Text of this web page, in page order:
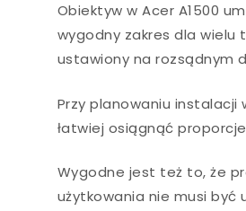
Obiektyw w Acer A1500
wygodny zakres dla
ustawiony na rozsądnym
Przy planowaniu instalacji
łatwiej osiągnąć
Wygodne jest też to, że
użytkowania nie musi być